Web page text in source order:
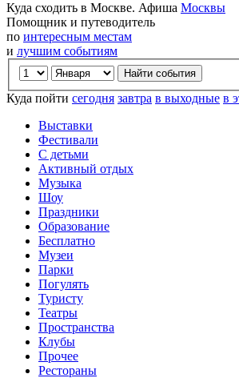
Куда сходить в Москве. Афиша Москвы
Помощник и путеводитель
по интересным местам
и лучшим событиям
Куда пойти сегодня завтра в выходные в
Выставки
Фестивали
С детьми
Активный отдых
Музыка
Шоу
Праздники
Образование
Бесплатно
Музеи
Парки
Погулять
Туристу
Театры
Пространства
Клубы
Прочее
Рестораны